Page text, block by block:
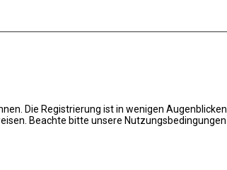
Die Registrierung ist in wenigen
Beachte bitte unsere